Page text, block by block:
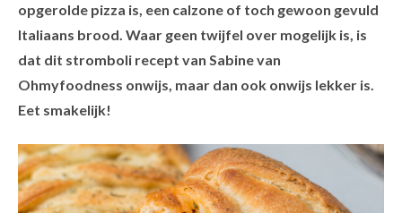
opgerolde pizza is, een calzone of toch gewoon gevuld
Italiaans brood. Waar geen twijfel over mogelijk is, is
dat dit stromboli recept van Sabine van
Ohmyfoodness onwijs, maar dan ook onwijs lekker is.
Eet smakelijk!